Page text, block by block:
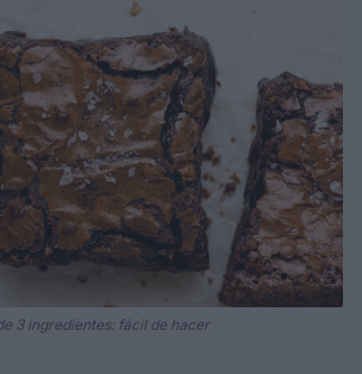
3 ingredientes: fácil de hacer